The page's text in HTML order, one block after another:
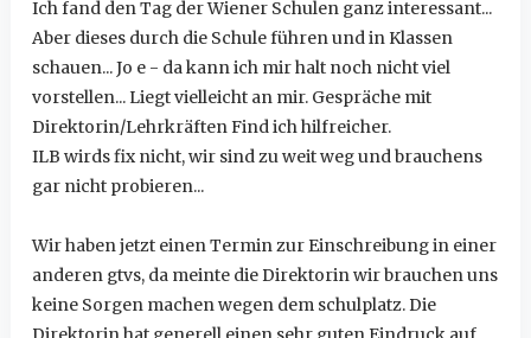
Ich fand den Tag der Wiener Schulen ganz interessant...
Aber dieses durch die Schule führen und in Klassen
schauen... Jo e - da kann ich mir halt noch nicht viel
vorstellen... Liegt vielleicht an mir. Gespräche mit
Direktorin/Lehrkräften Find ich hilfreicher.
ILB wirds fix nicht, wir sind zu weit weg und brauchens
gar nicht probieren...
Wir haben jetzt einen Termin zur Einschreibung in einer
anderen gtvs, da meinte die Direktorin wir brauchen uns
keine Sorgen machen wegen dem schulplatz. Die